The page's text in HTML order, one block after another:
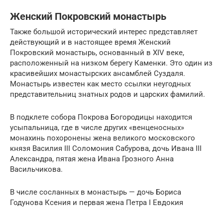
Женский Покровский монастырь
Также большой исторический интерес представляет
действующий и в настоящее время Женский
Покровский монастырь, основанный в XIV веке,
расположенный на низком берегу Каменки. Это один из
красивейших монастырских ансамблей Суздаля.
Монастырь известен как место ссылки неугодных
представительниц знатных родов и царских фамилий.
В подклете собора Покрова Богородицы находится
усыпальница, где в числе других «венценосных»
монахинь похоронены жена великого московского
князя Василия III Соломония Сабурова, дочь Ивана III
Александра, пятая жена Ивана Грозного Анна
Васильчикова.
В числе сосланных в монастырь — дочь Бориса
Годунова Ксения и первая жена Петра I Евдокия